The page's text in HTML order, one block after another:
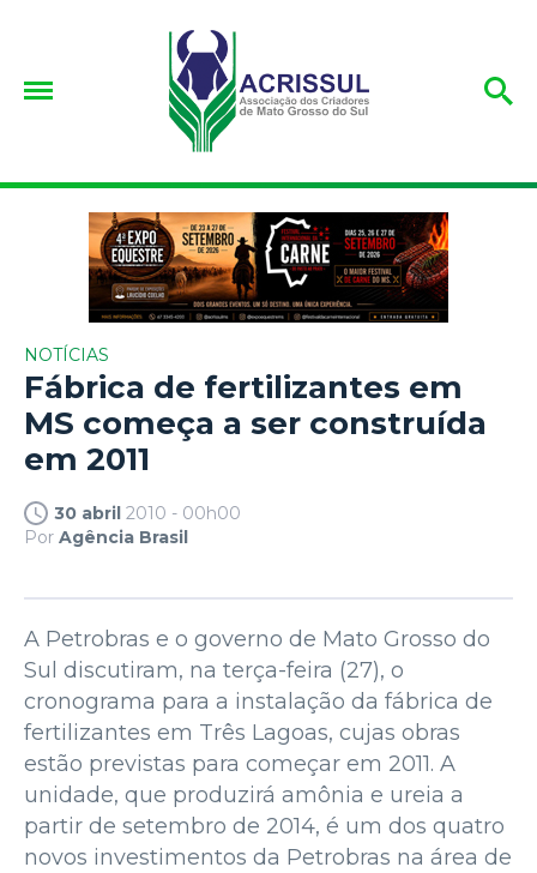
NOTÍCIAS
Fábrica de fertilizantes em
MS começa a ser construída
em 2011
30 abril 2010 - 00h00
Por Agência Brasil
A Petrobras e o governo de Mato Grosso do
Sul discutiram, na terça-feira (27), o
cronograma para a instalação da fábrica de
fertilizantes em Três Lagoas, cujas obras
estão previstas para começar em 2011. A
unidade, que produzirá amônia e ureia a
partir de setembro de 2014, é um dos quatro
novos investimentos da Petrobras na área de